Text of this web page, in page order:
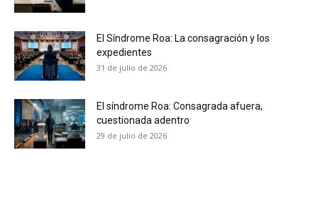
No te pierdas de las
El Síndrome Roa: La consagración y los
expedientes
31 de julio de 2026
El síndrome Roa: Consagrada afuera,
cuestionada adentro
29 de julio de 2026